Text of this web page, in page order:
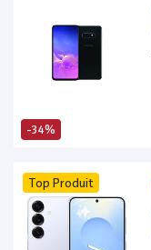
-34%
Top Produit